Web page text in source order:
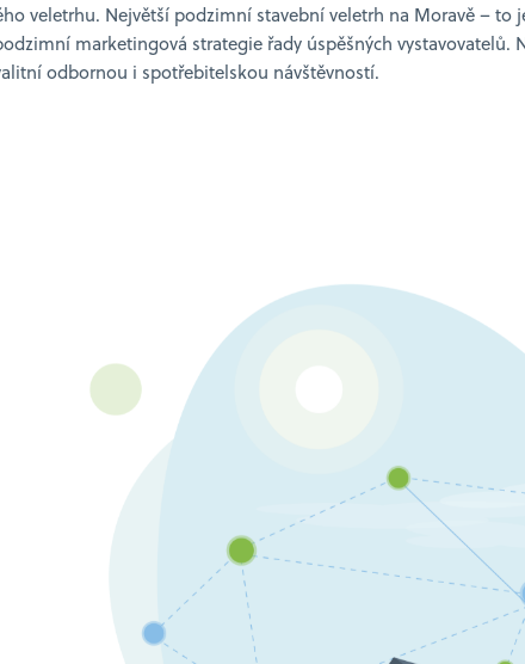
veletrhu. Největší podzimní stavební veletrh na Moravě – to
marketingová strategie řady úspěšných
odbornou i spotřebitelskou návštěvností.